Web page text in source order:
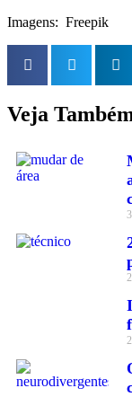
Imagens: Freepik
Veja